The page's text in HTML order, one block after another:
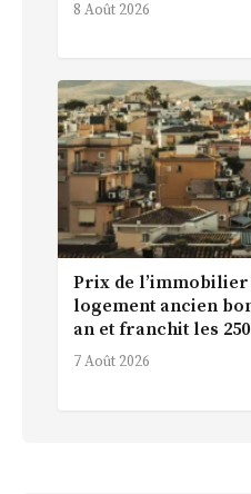
8 Août 2026
Prix de l’immobilier
logement ancien
an et franchit les
7 Août 2026